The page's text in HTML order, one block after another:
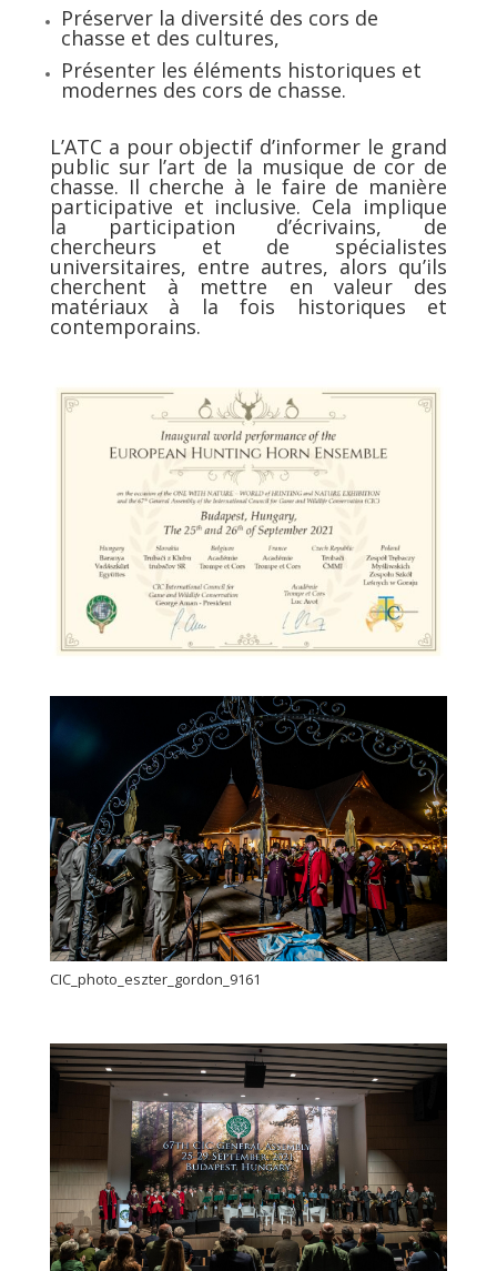
Préserver la diversité des cors de
chasse et des cultures,
Présenter les éléments historiques et
modernes des cors de chasse.
L’ATC a pour objectif d’informer le grand
public sur l’art de la musique de cor de
chasse. Il cherche à le faire de manière
participative et inclusive. Cela implique
la participation d’écrivains, de
chercheurs et de spécialistes
universitaires, entre autres, alors qu’ils
cherchent à mettre en valeur des
matériaux à la fois historiques et
contemporains.
CIC_photo_eszter_gordon_9161